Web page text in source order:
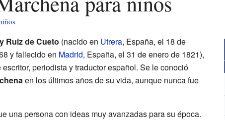
Ruiz de Cueto (nacido en Utrera, España, el 18 de
y fallecido en Madrid, España, el 31 de enero de 1821),
periodista y traductor español. Se le conoció
en los últimos años de su vida, aunque nunca fue
una persona con ideas muy avanzadas para su época.